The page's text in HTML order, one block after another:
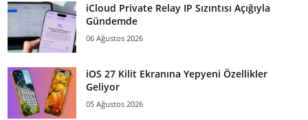
iCloud Private Relay IP Sızıntısı Açığıyla
Gündemde
06 Ağustos 2026
iOS 27 Kilit Ekranına Yepyeni Özellikler
Geliyor
05 Ağustos 2026